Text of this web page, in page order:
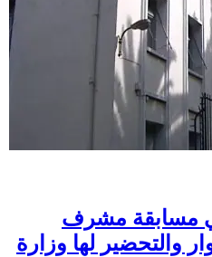
مسابقة مشرف
والتحضير لها وزارة